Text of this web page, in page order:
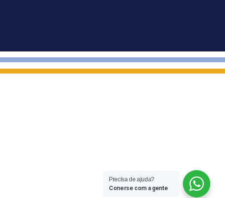
Precisa de ajuda?
Conerse com a gente